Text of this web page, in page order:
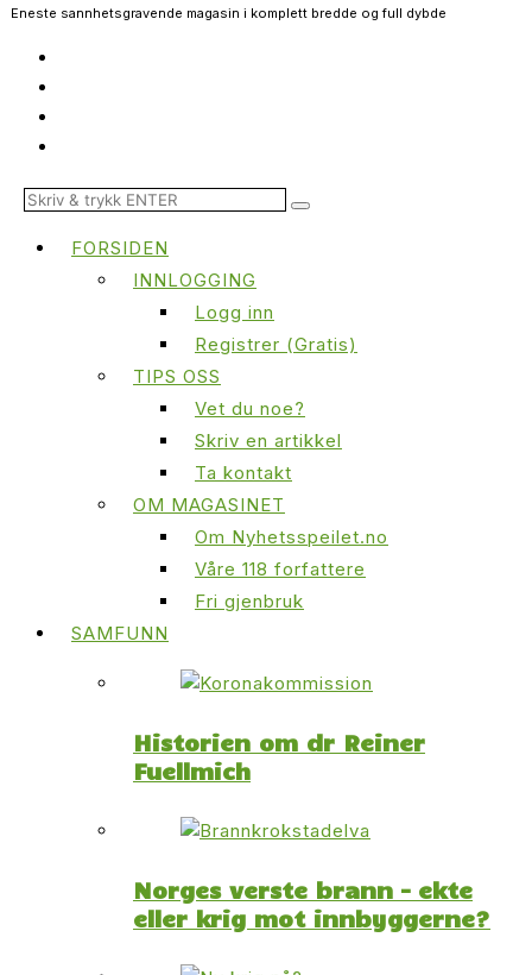
Eneste sannhetsgravende magasin i komplett bredde og full dybde
FORSIDEN
INNLOGGING
Logg inn
Registrer (Gratis)
TIPS OSS
Vet du noe?
Skriv en artikkel
Ta kontakt
OM MAGASINET
Om Nyhetsspeilet.no
Våre 118 forfattere
Fri gjenbruk
SAMFUNN
Historien om dr Reiner
Fuellmich
Norges verste brann – ekte
eller krig mot innbyggerne?